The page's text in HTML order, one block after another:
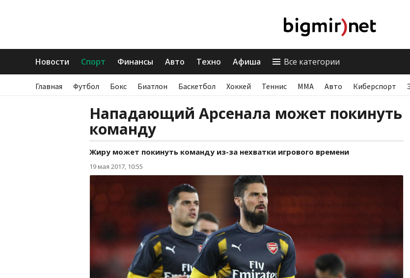
Новости Спорт Финансы Авто Техно Афиша Все категории
Главная Футбол Бокс Биатлон Баскетбол Хоккей Теннис ММА Авто Киберспорт
Нападающий Арсенала может покинуть
команду
Жиру может покинуть команду из-за нехватки игрового времени
19 мая 2017, 10:55